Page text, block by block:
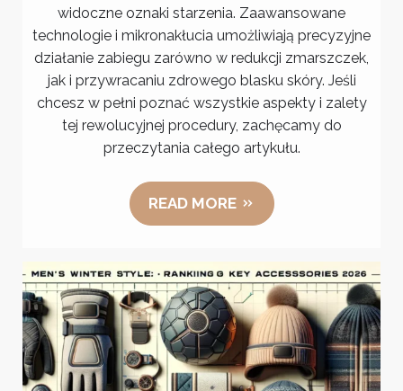
widoczne oznaki starzenia. Zaawansowane
technologie i mikronakłucia umożliwiają precyzyjne
działanie zabiegu zarówno w redukcji zmarszczek,
jak i przywracaniu zdrowego blasku skóry. Jeśli
chcesz w pełni poznać wszystkie aspekty i zalety
tej rewolucyjnej procedury, zachęcamy do
przeczytania całego artykułu.
READ MORE